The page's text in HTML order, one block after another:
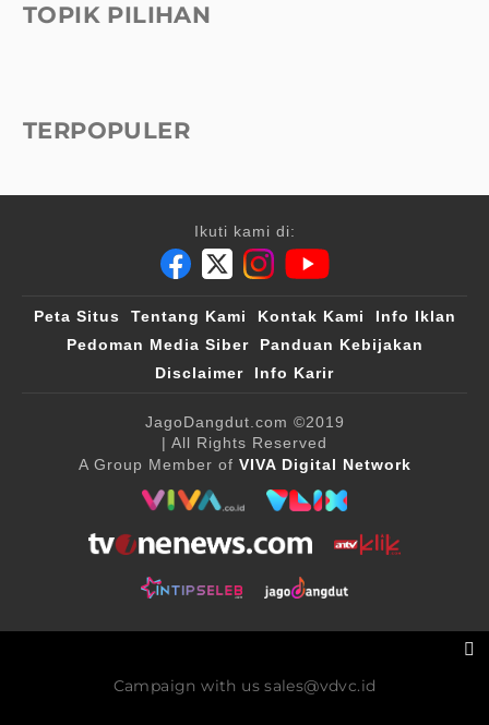
TOPIK PILIHAN
TERPOPULER
Ikuti kami di:
Peta Situs Tentang Kami Kontak Kami
Info Iklan
Pedoman Media Siber
Panduan Kebijakan
Disclaimer
Info Karir
JagoDangdut.com ©2019
| All Rights Reserved
A Group Member of VIVA Digital Network
